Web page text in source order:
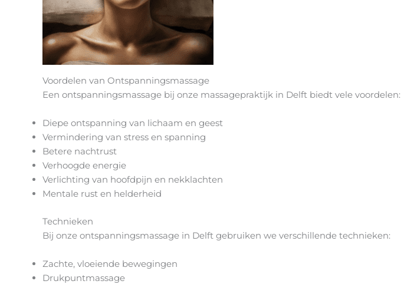
Voordelen van Ontspanningsmassage
Een ontspanningsmassage bij onze massagepraktijk in Delft biedt vele voordelen:
Diepe ontspanning van lichaam en geest
Vermindering van stress en spanning
Betere nachtrust
Verhoogde energie
Verlichting van hoofdpijn en nekklachten
Mentale rust en helderheid
Technieken
Bij onze ontspanningsmassage in Delft gebruiken we verschillende technieken:
Zachte, vloeiende bewegingen
Drukpuntmassage